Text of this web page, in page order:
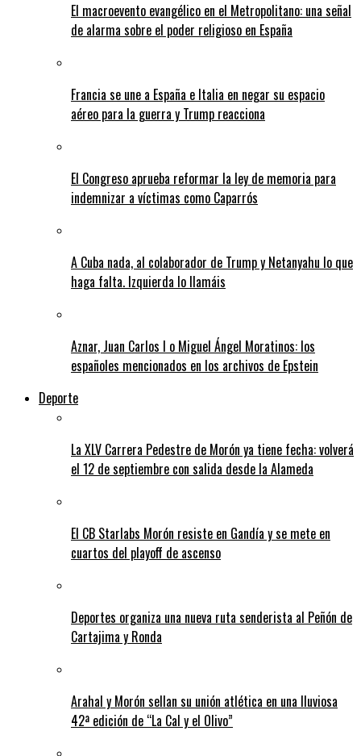
El macroevento evangélico en el Metropolitano: una señal
de alarma sobre el poder religioso en España
Francia se une a España e Italia en negar su espacio
aéreo para la guerra y Trump reacciona
El Congreso aprueba reformar la ley de memoria para
indemnizar a víctimas como Caparrós
A Cuba nada, al colaborador de Trump y Netanyahu lo que
haga falta. Izquierda lo llamáis
Aznar, Juan Carlos I o Miguel Ángel Moratinos: los
españoles mencionados en los archivos de Epstein
Deporte
La XLV Carrera Pedestre de Morón ya tiene fecha: volverá
el 12 de septiembre con salida desde la Alameda
El CB Starlabs Morón resiste en Gandía y se mete en
cuartos del playoff de ascenso
Deportes organiza una nueva ruta senderista al Peñón de
Cartajima y Ronda
Arahal y Morón sellan su unión atlética en una lluviosa
42ª edición de “La Cal y el Olivo”